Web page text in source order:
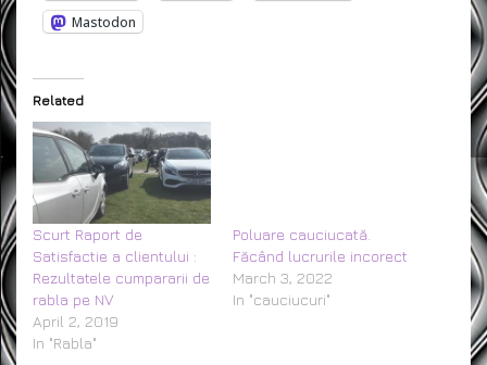
Mastodon
Related
Scurt Raport de
Satisfactie a clientului :
Rezultatele cumpararii de
rabla pe NV
April 2, 2019
In "Rabla"
Poluare cauciucată.
Făcând lucrurile incorect
March 3, 2022
In "cauciucuri"